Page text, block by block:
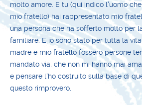
molto amore. E tu (qui indico l'uomo
mio fratello) hai rappresentato mio
una persona che ha sofferto molto per
familiare. E io sono stato per tutta la
madre e mio fratello fossero persone
mandato via, che non mi hanno mai
e pensare l'ho costruito sulla base di
questo rimprovero.